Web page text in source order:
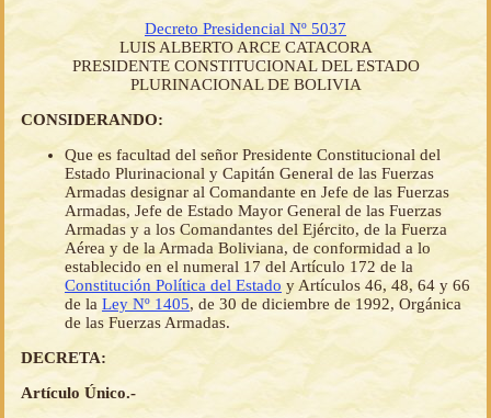
Decreto Presidencial Nº 5037
LUIS ALBERTO ARCE CATACORA
PRESIDENTE CONSTITUCIONAL DEL ESTADO
PLURINACIONAL DE BOLIVIA
CONSIDERANDO:
Que es facultad del señor Presidente Constitucional del
Estado Plurinacional y Capitán General de las Fuerzas
Armadas designar al Comandante en Jefe de las Fuerzas
Armadas, Jefe de Estado Mayor General de las Fuerzas
Armadas y a los Comandantes del Ejército, de la Fuerza
Aérea y de la Armada Boliviana, de conformidad a lo
establecido en el numeral 17 del Artículo 172 de la
Constitución Política del Estado y Artículos 46, 48, 64 y 66
de la Ley Nº 1405, de 30 de diciembre de 1992, Orgánica
de las Fuerzas Armadas.
DECRETA:
Artículo Único.-